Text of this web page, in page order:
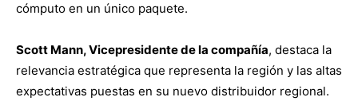
cómputo en un único paquete.
Scott Mann, Vicepresidente de la compañía, destaca la
relevancia estratégica que representa la región y las altas
expectativas puestas en su nuevo distribuidor regional.